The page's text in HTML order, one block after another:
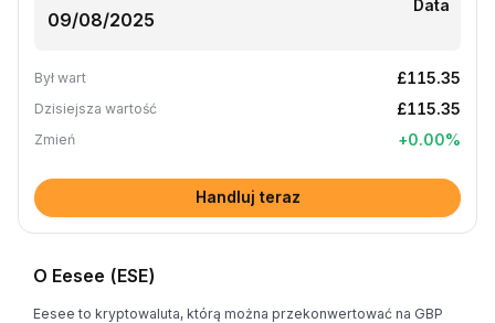
Data
Był wart £115.35
Dzisiejsza wartość £115.35
Zmień +0.00%
Handluj teraz
O Eesee (ESE)
Eesee to kryptowaluta, którą można przekonwertować na GBP